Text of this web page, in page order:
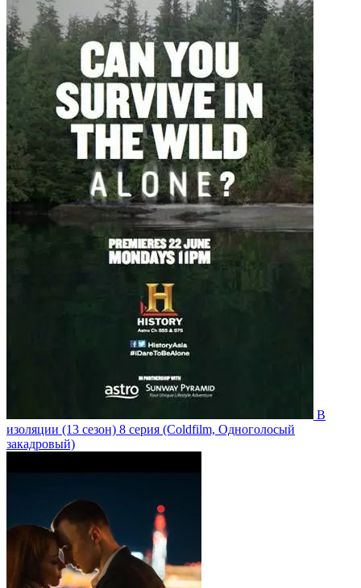
В
изоляции (13 сезон) 8 серия (Coldfilm, Одноголосый
закадровый)